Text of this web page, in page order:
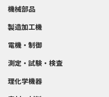
機械部品
製造加工機
電機・制御
測定・試験・検査
理化学機器